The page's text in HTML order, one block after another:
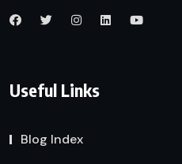
Useful Links
Blog Index